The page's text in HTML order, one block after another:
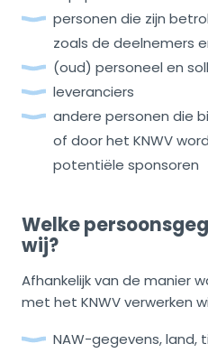
personen die zijn
zoals de deelnemers
(oud) personeel en
leveranciers
andere personen die
of door het KNWV
potentiële sponsoren
Welke
wij?
Afhankelijk van de manier
met het KNWV verwerken
NAW-gegevens, land,